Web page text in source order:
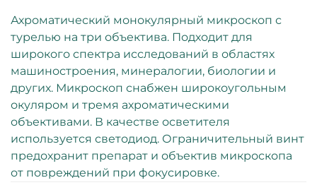
Ахроматический монокулярный микроскоп с
турелью на три объектива. Подходит для
широкого спектра исследований в областях
машиностроения, минералогии, биологии и
других. Микроскоп снабжен широкоугольным
окуляром и тремя ахроматическими
объективами. В качестве осветителя
используется светодиод. Ограничительный винт
предохранит препарат и объектив микроскопа
от повреждений при фокусировке.